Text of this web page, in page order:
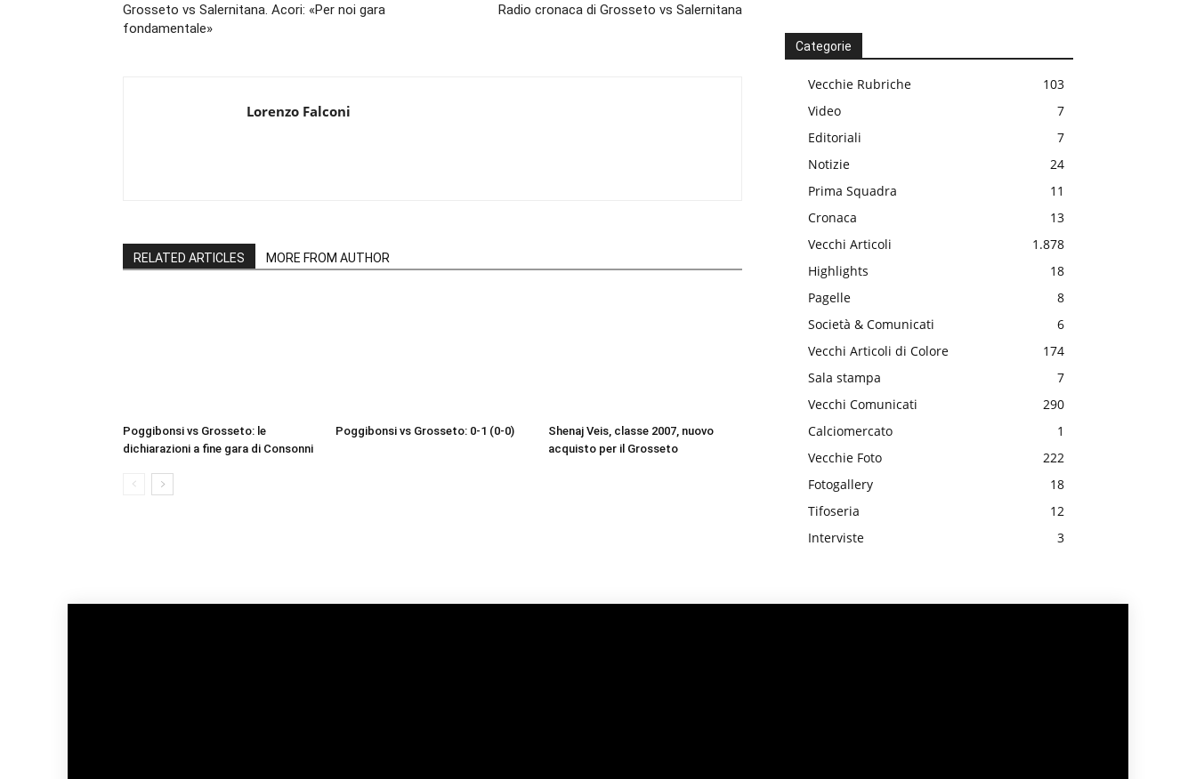
Grosseto vs Salernitana. Acori: «Per noi gara
fondamentale»
Radio cronaca di Grosseto vs Salernitana
Lorenzo Falconi
RELATED ARTICLES MORE FROM AUTHOR
Poggibonsi vs Grosseto: le
dichiarazioni a fine gara di Consonni
Poggibonsi vs Grosseto: 0-1 (0-0)
Shenaj Veis, classe 2007, nuovo
acquisto per il Grosseto
Categorie
Vecchie Rubriche
103
Video
7
Editoriali
7
Notizie
24
Prima Squadra
11
Cronaca
13
Vecchi Articoli
1.878
Highlights
18
Pagelle
8
Società & Comunicati
6
Vecchi Articoli di Colore
174
Sala stampa
7
Vecchi Comunicati
290
Calciomercato
1
Vecchie Foto
222
Fotogallery
18
Tifoseria
12
Interviste
3